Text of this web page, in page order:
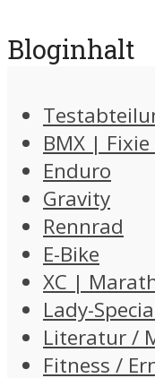
Bloginhalt
BMX |
Enduro
Gravity
Rennrad
E-Bike
XC |
Lady-
Literatur /
Fitness /